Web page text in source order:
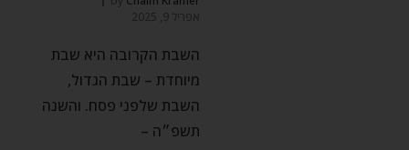
אפריל 9, 2025
השבת הקרובה היא שבת
מיוחדת – שבת הגדול,
השבת שלפני פסח. והשנה
תשפ״ה –